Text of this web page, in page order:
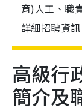
育)人工、職
詳細招聘資訊
高級行
簡介及